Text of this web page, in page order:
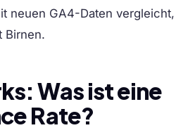
neuen GA4-Daten vergleicht,
Birnen.
Was ist eine
Rate?